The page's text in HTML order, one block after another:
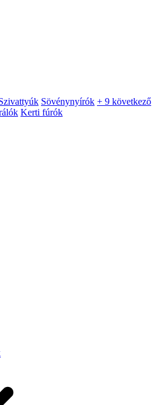
Sövénynyírók + 9 következő
Kerti fúrók